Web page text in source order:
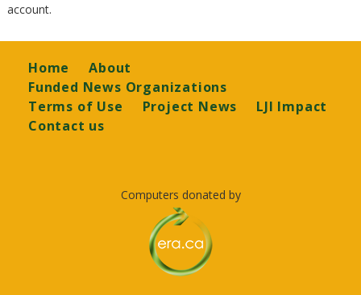
account.
Footer
Home
About
Funded News Organizations
Terms of Use
Project News
LJI Impact
Contact us
Computers donated by